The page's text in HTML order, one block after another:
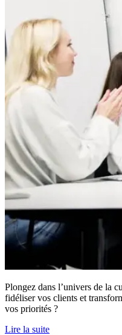
Plongez dans l’univers de la
fidéliser vos clients et
vos priorités ?
Lire la suite